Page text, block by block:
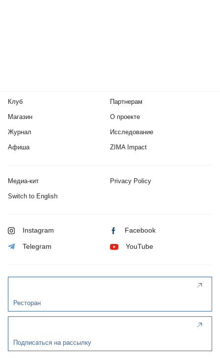
Клуб
Магазин
Журнал
Афиша
Партнерам
О проекте
Исследование
ZIMA Impact
Медиа-кит Privacy Policy
Switch to English
Instagram Facebook
Telegram YouTube
Ресторан
Подписаться на рассылку